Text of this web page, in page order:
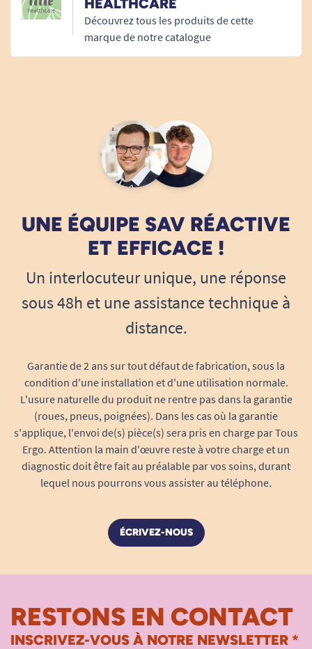
Ce maintien réduit les risques de fuite et sécurise
les déplacements.
Une protection maximale contre les
fuites urinaires
Une absorption rapide pour rester au sec
Le slip absorbant Pants Maxi Lille XLcapte
rapidement les liquides et les diffuse au cœur de
la protection. Cette action permet de garder une
sensation de sec plus longtemps.
Elle limite l’humidité et améliore le confort après
fuites importantes
Le niveau d’absorption Maxi est adapté
auxfuites urinaires importantes. Il offre une
protection renforcée pendant plusieurs heures.
Ce niveau d’absorption convient pour un usage
prolongé, y compris la nuit.
Le système anti-odeurs intégré agit au cœur du
tampon absorbant pour limiter les odeurs
circonstances.
HEALTHCARE
Découvrez tous les produits de cette
marque de notre catalogue
UNE ÉQUIPE SAV RÉACTIVE
ET EFFICACE !
Un interlocuteur unique, une réponse
sous 48h et une assistance technique à
distance.
Garantie de 2 ans sur tout défaut de fabrication, sous la
condition d'une installation et d'une utilisation normale.
L'usure naturelle du produit ne rentre pas dans la garantie
(roues, pneus, poignées). Dans les cas où la garantie
s'applique, l'envoi de(s) pièce(s) sera pris en charge par Tous
Ergo. Attention la main d'œuvre reste à votre charge et un
diagnostic doit être fait au préalable par vos soins, durant
lequel nous pourrons vous assister au téléphone.
ÉCRIVEZ-NOUS
RESTONS EN CONTACT
INSCRIVEZ-VOUS À NOTRE NEWSLETTER *